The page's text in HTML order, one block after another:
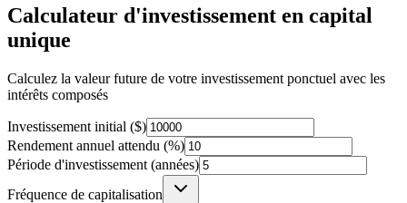
Calculateur d'investissement en capital
unique
Calculez la valeur future de votre investissement ponctuel avec les
intérêts composés
Investissement initial ($)
Rendement annuel attendu (%)
Période d'investissement (années)
Fréquence de capitalisation